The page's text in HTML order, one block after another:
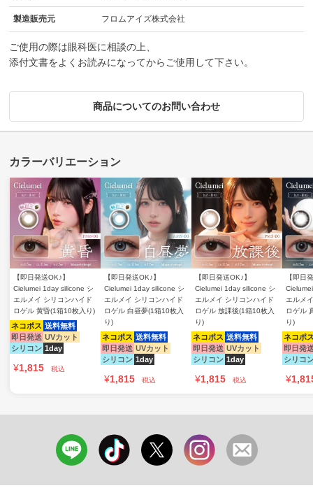
製造販売元 フロムアイズ株式会社
ご使用の際は眼科医に相談の上、
添付文書をよくお読みになってからご使用して下さい。
商品についてのお問い合わせ
【即日発送OK♪】
Cielumei 1day silicone シ
エルメイ シリコンハイド
ロゲル 黄昏(1箱10枚入り)
ネコポス 送料無料
即日発送 UVカット
シリコン 1day
¥1,815 税込
【即日発送OK♪】
Cielumei 1day silicone シ
エルメイ シリコンハイド
ロゲル 白昼夢(1箱10枚入
り)
ネコポス 送料無料
即日発送 UVカット
シリコン 1day
¥1,815 税込
【即日発送OK♪】
Cielumei 1day silicone シ
エルメイ シリコンハイド
ロゲル 放課後(1箱10枚入
り)
ネコポス 送料無料
即日発送 UVカット
シリコン 1day
¥1,815 税込
【即日
エルメ
ロゲル
り)
ネコポ
即日発
シリコ
¥